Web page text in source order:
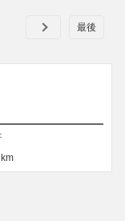
km